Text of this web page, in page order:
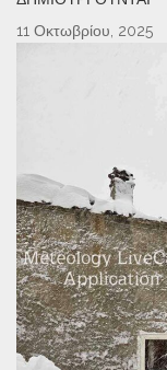
11 Οκτωβρίου, 2025